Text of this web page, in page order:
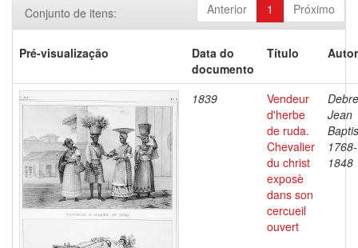
Anterior 1 Próximo
Conjunto de itens:
Pré-visualização
Data do
documento
Título
1839
Vendeur
d'herbe
de ruda.
Chevalier
du christ
exposè
dans son
cercueil
ouvert
Jean
1768-
1848